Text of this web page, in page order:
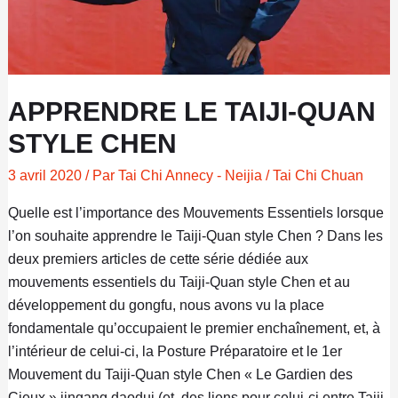
APPRENDRE LE TAIJI-QUAN
STYLE CHEN
3 avril 2020 / Par Tai Chi Annecy - Neijia /Tai Chi Chuan
Quelle est l’importance des Mouvements Essentiels lorsque
l’on souhaite apprendre le Taiji-Quan style Chen ? Dans les
deux premiers articles de cette série dédiée aux
mouvements essentiels du Taiji-Quan style Chen et au
développement du gongfu, nous avons vu la place
fondamentale qu’occupaient le premier enchaînement, et, à
l’intérieur de celui-ci, la Posture Préparatoire et le 1er
Mouvement du Taiji-Quan style Chen « Le Gardien des